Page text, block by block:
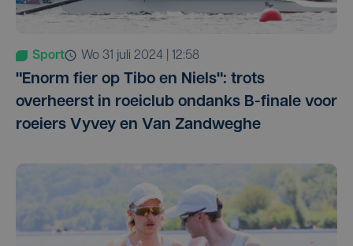
Sport wo 31 juli 2024 | 12:58
"Enorm fier op Tibo en Niels": trots
overheerst in roeiclub ondanks B-finale voor
roeiers Vyvey en Van Zandweghe